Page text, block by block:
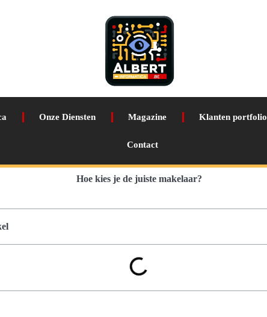
Onze Diensten Magazine Klanten portfolio
Contact
Hoe kies je de juiste makelaar?